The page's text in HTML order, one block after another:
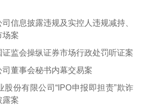
信息披露违规及实控人违规减持、
场案
监会操纵证券市场行政处罚听证案
董事会秘书内幕交易案
股份有限公司“IPO申报即担责”欺诈
露案